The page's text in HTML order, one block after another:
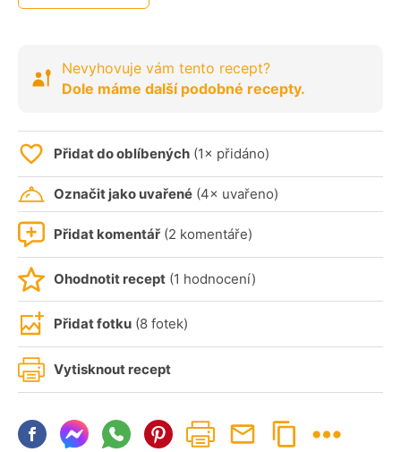
Nevyhovuje vám tento recept?
Dole máme další podobné recepty.
Přidat do oblíbených (1× přidáno)
Označit jako uvařené (4× uvařeno)
Přidat komentář (2 komentáře)
Ohodnotit recept (1 hodnocení)
Přidat fotku (8 fotek)
Vytisknout recept